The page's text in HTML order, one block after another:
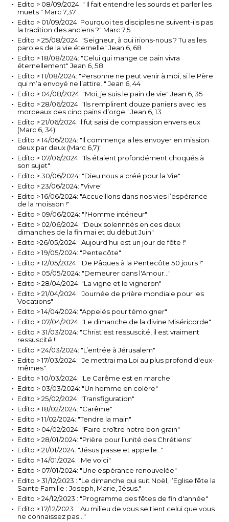
Edito > 08/09/2024: " Il fait entendre les sourds et parler les
muets " Marc 7,37
Edito > 01/09/2024: Pourquoi tes disciples ne suivent-ils pas
la tradition des anciens ?" Marc 7,5
Edito > 25/08/2024: "Seigneur, à qui irions-nous ? Tu as les
paroles de la vie éternelle" Jean 6, 68
Edito > 18/08/2024: "Celui qui mange ce pain vivra
éternellement" Jean 6, 58
Edito > 11/08/2024: "Personne ne peut venir à moi, si le Père
qui m’a envoyé ne l’attire. " Jean 6, 44
Edito > 04/08/2024: "Moi, je suis le pain de vie" Jean 6, 35
Edito > 28/06/2024: "Ils remplirent douze paniers avec les
morceaux des cinq pains d’orge." Jean 6, 13
Edito > 21/06/2024: Il fut saisi de compassion envers eux
(Marc 6, 34)"
Edito > 14/06/2024: "Il commença a les envoyer en mission
deux par deux (Marc 6,7)"
Edito > 07/06/2024: "Ils étaient profondément choqués à
son sujet"
Edito > 30/06/2024: "Dieu nous a créé pour la Vie"
Edito > 23/06/2024: "Vivre"
Edito > 16/06/2024: "Accueillons dans nos vies l’espérance
de la moisson !"
Edito > 09/06/2024: "l'Homme intérieur"
Edito > 02/06/2024: "Deux solennités en ces deux
dimanches de la fin mai et du début Juin"
Edito >26/05/2024: "Aujourd’hui est un jour de fête !"
Edito > 19/05/2024: "Pentecôte"
Edito > 12/05/2024: "De Pâques à la Pentecôte 50 jours !"
Edito > 05/05/2024: "Demeurer dans l'Amour..."
Edito > 28/04/2024: "La vigne et le vigneron"
Edito > 21/04/2024: "Journée de prière mondiale pour les
Vocations"
Edito > 14/04/2024: "Appelés pour témoigner"
Edito > 07/04/2024: "Le dimanche de la divine Miséricorde"
Edito > 31/03/2024: "Christ est ressuscité, il est vraiment
ressuscité !"
Edito > 24/03/2024: "L’entrée à Jérusalem"
Edito > 17/03/2024: "Je mettrai ma Loi au plus profond d'eux-
mêmes"
Edito > 10/03/2024: "Le Carême est en marche"
Edito > 03/03/2024: "Un homme en colère"
Edito > 25/02/2024: "Transfiguration"
Edito > 18/02/2024: "Carême"
Edito > 11/02/2024: "Tendre la main"
Edito > 04/02/2024: "Faire croître notre bon grain"
Edito > 28/01/2024: "Prière pour l’unité des Chrétiens"
Edito > 21/01/2024: "Jésus passe et appelle…"
Edito > 14/01/2024: "Me voici"
Edito > 07/01/2024: "Une espérance renouvelée"
Edito > 31/12/2023 : "Le dimanche qui suit Noël, l’Eglise fête la
Sainte Famille : Joseph, Marie, Jésus."
Edito > 24/12/2023 : "Programme des fêtes de fin d'année"
Edito > 17/12/2023 : "Au milieu de vous se tient celui que vous
ne connaissez pas…"